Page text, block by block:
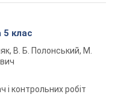
клас
В. Б. Полонський, М.
і контрольних робіт